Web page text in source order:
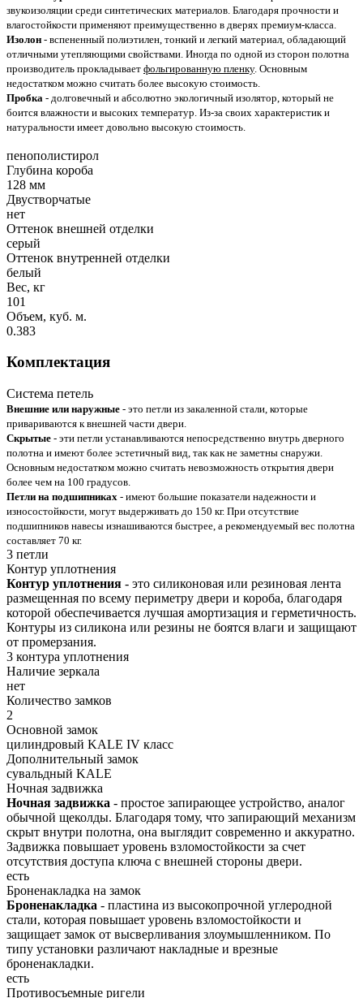
звукоизоляции среди синтетических материалов. Благодаря прочности и
влагостойкости применяют преимущественно в дверях премиум-класса.
Изолон - вспененный полиэтилен, тонкий и легкий материал, обладающий
отличными утепляющими свойствами. Иногда по одной из сторон полотна
производитель прокладывает фольгированную пленку. Основным
недостатком можно считать более высокую стоимость.
Пробка - долговечный и абсолютно экологичный изолятор, который не
боится влажности и высоких температур. Из-за своих характеристик и
натуральности имеет довольно высокую стоимость.
пенополистирол
Глубина короба
128 мм
Двустворчатые
нет
Оттенок внешней отделки
серый
Оттенок внутренней отделки
белый
Вес, кг
101
Объем, куб. м.
0.383
Комплектация
Система петель
Внешние или наружные - это петли из закаленной стали, которые
привариваются к внешней части двери.
Скрытые - эти петли устанавливаются непосредственно внутрь дверного
полотна и имеют более эстетичный вид, так как не заметны снаружи.
Основным недостатком можно считать невозможность открытия двери
более чем на 100 градусов.
Петли на подшипниках - имеют большие показатели надежности и
износостойкости, могут выдерживать до 150 кг. При отсутствие
подшипников навесы изнашиваются быстрее, а рекомендуемый вес полотна
составляет 70 кг.
3 петли
Контур уплотнения
Контур уплотнения - это силиконовая или резиновая лента
размещенная по всему периметру двери и короба, благодаря
которой обеспечивается лучшая амортизация и герметичность.
Контуры из силикона или резины не боятся влаги и защищают
от промерзания.
3 контура уплотнения
Наличие зеркала
нет
Количество замков
2
Основной замок
цилиндровый KALE IV класс
Дополнительный замок
сувальдный KALE
Ночная задвижка
Ночная задвижка - простое запирающее устройство, аналог
обычной щеколды. Благодаря тому, что запирающий механизм
скрыт внутри полотна, она выглядит современно и аккуратно.
Задвижка повышает уровень взломостойкости за счет
отсутствия доступа ключа с внешней стороны двери.
есть
Броненакладка на замок
Броненакладка - пластина из высокопрочной углеродной
стали, которая повышает уровень взломостойкости и
защищает замок от высверливания злоумышленником. По
типу установки различают накладные и врезные
броненакладки.
есть
Противосъемные ригели